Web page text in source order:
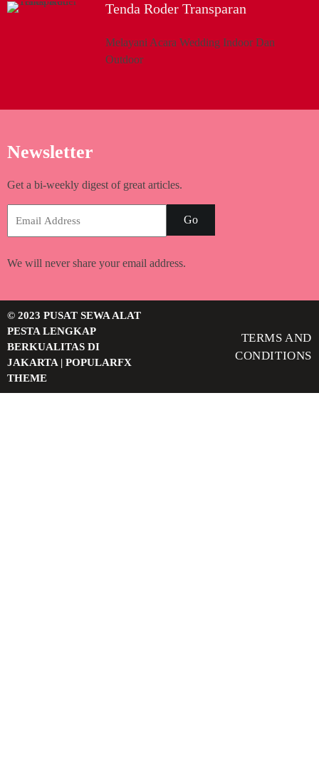
Tenda Roder Transparan
Melayani Acara Wedding Indoor Dan
Outdoor
Newsletter
Get a bi-weekly digest of great articles.
Go
We will never share your email address.
© 2023 PUSAT SEWA ALAT
PESTA LENGKAP
BERKUALITAS DI
JAKARTA | POPULARFX
THEME
TERMS AND
CONDITIONS